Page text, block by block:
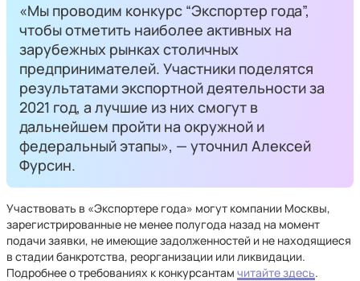
«Мы проводим конкурс “Экспортер года”,
чтобы отметить наиболее активных на
зарубежных рынках столичных
предпринимателей. Участники поделятся
результатами экспортной деятельности за
2021 год, а лучшие из них смогут в
дальнейшем пройти на окружной и
федеральный этапы», — уточнил Алексей
Фурсин.
Участвовать в «Экспортере года» могут компании Москвы,
зарегистрированные не менее полугода назад на момент
подачи заявки, не имеющие задолженностей и не находящиеся
в стадии банкротства, реорганизации или ликвидации.
Подробнее о требованиях к конкурсантам читайте здесь.